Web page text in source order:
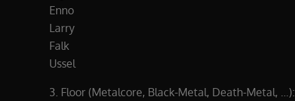
Enno
Larry
Falk
Ussel
3. Floor (Metalcore, Black-Metal, Death-Metal, …):